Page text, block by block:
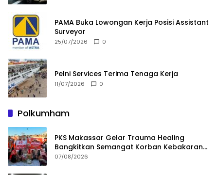
PAMA Buka Lowongan Kerja Posisi Assistant
Surveyor
25/07/2026 0
Pelni Services Terima Tenaga Kerja
11/07/2026 0
Polkumham
PKS Makassar Gelar Trauma Healing
Bangkitkan Semangat Korban Kebakaran
Tallo
07/08/2026